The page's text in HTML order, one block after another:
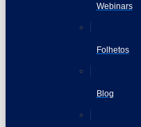
Webinars
Folhetos
Blog